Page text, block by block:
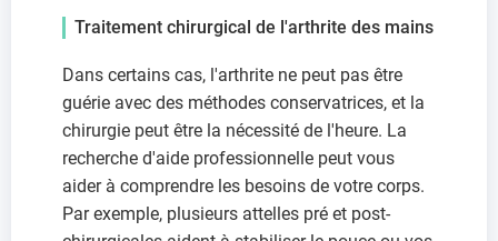
Traitement chirurgical de l'arthrite des mains
Dans certains cas, l'arthrite ne peut pas être
guérie avec des méthodes conservatrices, et la
chirurgie peut être la nécessité de l'heure. La
recherche d'aide professionnelle peut vous
aider à comprendre les besoins de votre corps.
Par exemple, plusieurs attelles pré et post-